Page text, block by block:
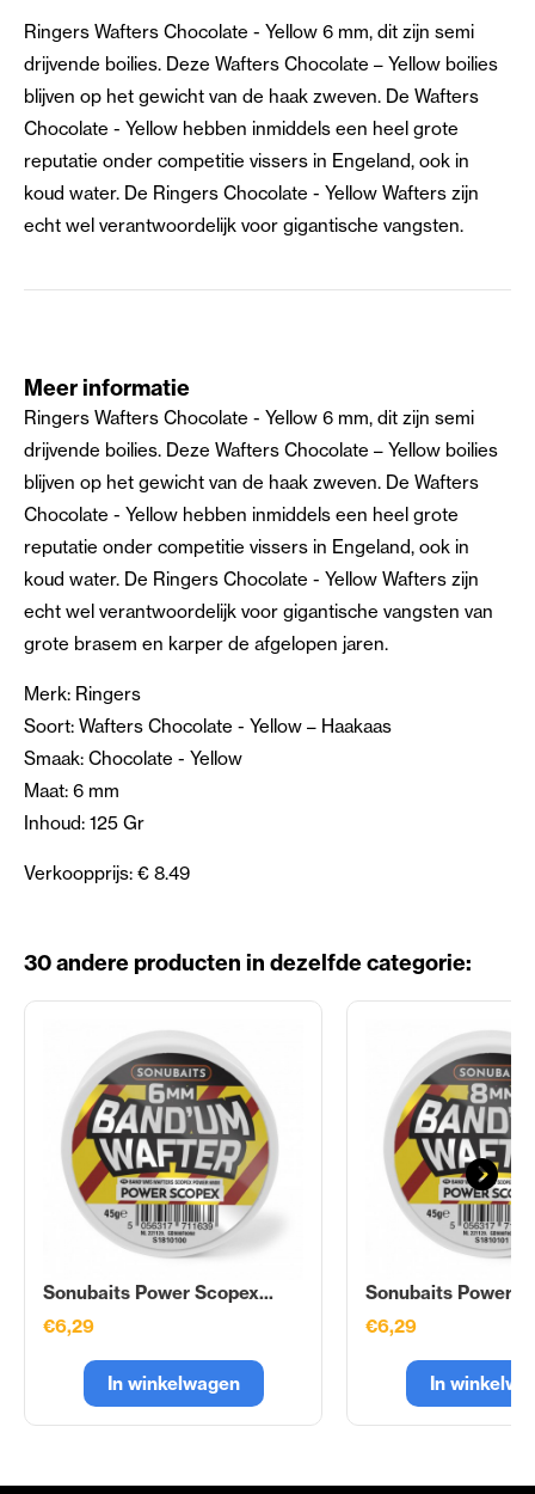
Ringers Wafters Chocolate - Yellow 6 mm, dit zijn semi
drijvende boilies. Deze Wafters Chocolate – Yellow boilies
blijven op het gewicht van de haak zweven. De Wafters
Chocolate - Yellow hebben inmiddels een heel grote
reputatie onder competitie vissers in Engeland, ook in
koud water. De Ringers Chocolate - Yellow Wafters zijn
echt wel verantwoordelijk voor gigantische vangsten.
Meer informatie
Ringers Wafters Chocolate - Yellow 6 mm, dit zijn semi
drijvende boilies. Deze Wafters Chocolate – Yellow boilies
blijven op het gewicht van de haak zweven. De Wafters
Chocolate - Yellow hebben inmiddels een heel grote
reputatie onder competitie vissers in Engeland, ook in
koud water. De Ringers Chocolate - Yellow Wafters zijn
echt wel verantwoordelijk voor gigantische vangsten van
grote brasem en karper de afgelopen jaren.
Merk: Ringers
Soort: Wafters Chocolate - Yellow – Haakaas
Smaak: Chocolate - Yellow
Maat: 6 mm
Inhoud: 125 Gr
Verkoopprijs: € 8.49
30 andere producten in dezelfde categorie:
Sonubaits Power Scopex...
€6,29
In winkelwagen
Sonubaits Power
€6,29
In